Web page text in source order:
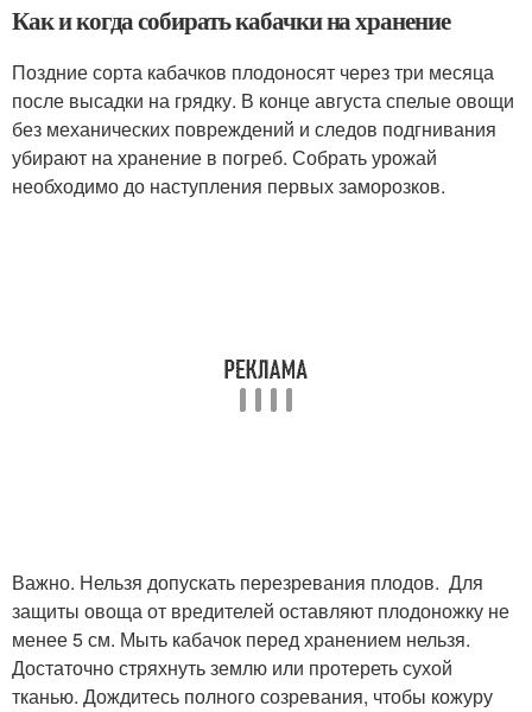
Как и когда собирать кабачки на хранение
Поздние сорта кабачков плодоносят через три месяца
после высадки на грядку. В конце августа спелые овощи
без механических повреждений и следов подгнивания
убирают на хранение в погреб. Собрать урожай
необходимо до наступления первых заморозков.
Важно. Нельзя допускать перезревания плодов. Для
защиты овоща от вредителей оставляют плодоножку не
менее 5 см. Мыть кабачок перед хранением нельзя.
Достаточно стряхнуть землю или протереть сухой
тканью. Дождитесь полного созревания, чтобы кожуру